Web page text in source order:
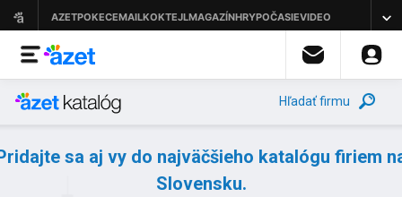
Hľadať firmu
sa aj vy do najväčšieho katalógu firiem
Slovensku.